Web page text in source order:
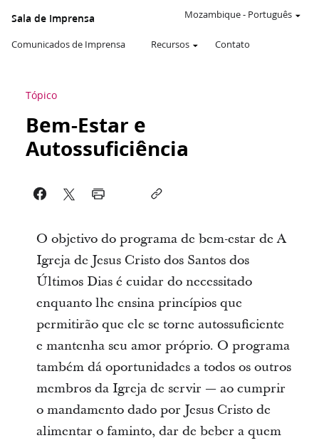
Sala de Imprensa
Comunicados de Imprensa Recursos Contato
Mozambique- Português
Tópico
Bem-Estar e
Autossuficiência
O objetivo do programa de bem-estar de A
Igreja de Jesus Cristo dos Santos dos
Últimos Dias é cuidar do necessitado
enquanto lhe ensina princípios que
permitirão que ele se torne autossuficiente
e mantenha seu amor próprio. O programa
também dá oportunidades a todos os outros
membros da Igreja de servir — ao cumprir
o mandamento dado por Jesus Cristo de
alimentar o faminto, dar de beber a quem